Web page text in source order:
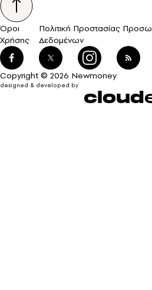
Όροι
Χρήσης
Πολιτική Προστασίας
Δεδομένων
Copyright © 2026 Newmoney
designed & developed by